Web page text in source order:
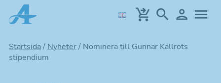
Hoppa
till
Startsida/ Nyheter/ Nominera till Gunnar Källrots
stipendium